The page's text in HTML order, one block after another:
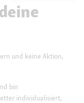
und keine Aktion,
bin
individualisiert,